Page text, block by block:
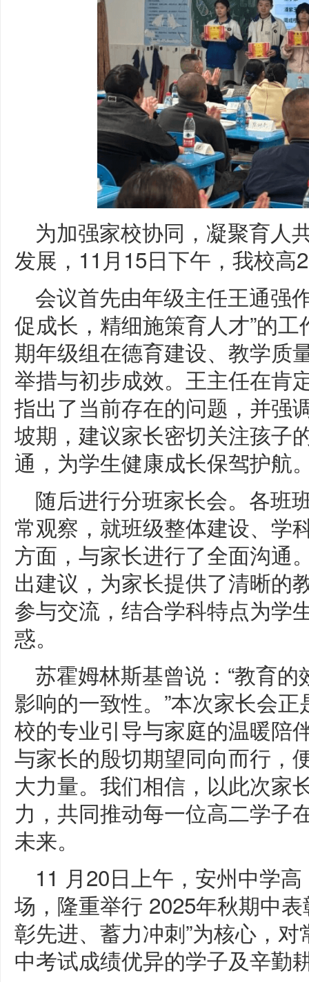
为加强家校协同，凝聚育人
发展，11月15日下午，我校
会议首先由年级主任王通强
促成长，精细施策育人才”的
期年级组在德育建设、教学质
举措与初步成效。王主任在肯
指出了当前存在的问题，并强
坡期，建议家长密切关注孩子
通，为学生健康成长保驾护航
随后进行分班家长会。各班
常观察，就班级整体建设、学
方面，与家长进行了全面沟通
出建议，为家长提供了清晰的
参与交流，结合学科特点为学
惑。
苏霍姆林斯基曾说：“教育
影响的一致性。”本次家长会
校的专业引导与家庭的温暖陪
与家长的殷切期望同向而行，
大力量。我们相信，以此次家
力，共同推动每一位高二学子
未来。
11 月20日上午，安州中学
场，隆重举行 2025年秋期中
彰先进、蓄力冲刺”为核心，
中考试成绩优异的学子及辛勤